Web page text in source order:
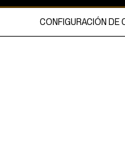
esta página web está protegido
CONFIGURACIÓN DE